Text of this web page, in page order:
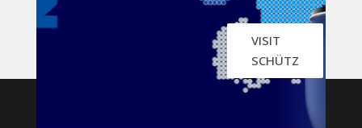
VISIT
SCHÜTZ